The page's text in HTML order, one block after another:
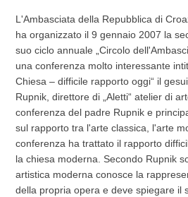
L'Ambasciata della Repubblica di
ha organizzato il 9 gennaio 2007 la
suo ciclo annuale „Circolo
una conferenza molto interessante
Chiesa – difficile rapporto oggi“ il
Rupnik, direttore di „Aletti“ atelier di
conferenza del padre Rupnik e
sul rapporto tra l'arte classica, l'arte
conferenza ha trattato il rapporto
la chiesa moderna. Secondo Rupnik
artistica moderna conosce la
della propria opera e deve spiegare il